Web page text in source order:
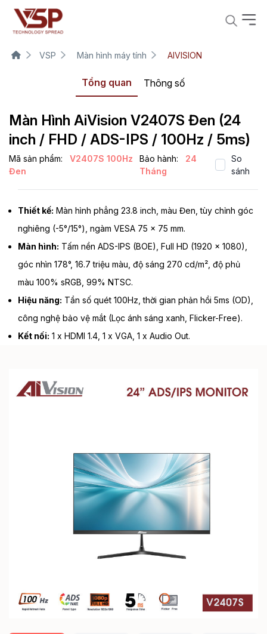
VSP Màn hình máy tính AIVISION
Tổng quan Thông số
Màn Hình AiVision V2407S Đen (24
inch / FHD / ADS-IPS / 100Hz / 5ms)
Mã sản phẩm:
V2407S 100Hz
Đen
Bảo hành:
24
Tháng
So
sánh
Thiết kế: Màn hình phẳng 23.8 inch, màu Đen, tùy chỉnh góc
nghiêng (-5°/15°), ngàm VESA 75 x 75 mm.
Màn hình: Tấm nền ADS-IPS (BOE), Full HD (1920 x 1080),
góc nhìn 178°, 16.7 triệu màu, độ sáng 270 cd/m², độ phủ
màu 100% sRGB, 99% NTSC.
Hiệu năng: Tần số quét 100Hz, thời gian phản hồi 5ms (OD),
công nghệ bảo vệ mắt (Lọc ánh sáng xanh, Flicker-Free).
Kết nối: 1 x HDMI 1.4, 1 x VGA, 1 x Audio Out.